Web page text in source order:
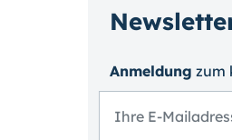
Anmeldung zum